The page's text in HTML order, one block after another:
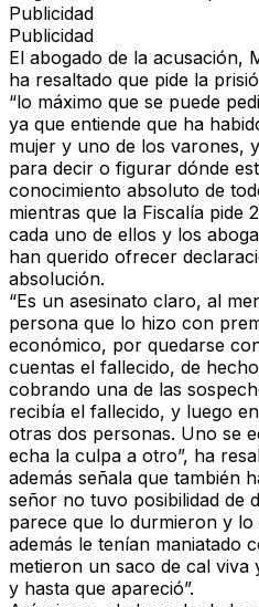
Publicidad
Publicidad
El abogado de la acusación,
ha resaltado que pide la
“lo máximo que se puede
ya que entiende que ha
mujer y uno de los varones,
para decir o figurar dónde
conocimiento absoluto de
mientras que la Fiscalía pide
cada uno de ellos y los
han querido ofrecer
absolución.
“Es un asesinato claro, al
persona que lo hizo con
económico, por quedarse
cuentas el fallecido, de
cobrando una de las
recibía el fallecido, y luego
otras dos personas. Uno se
echa la culpa a otro”, ha
además señala que también
señor no tuvo posibilidad de
parece que lo durmieron y
además le tenían maniatado
metieron un saco de cal viva
y hasta que apareció”.